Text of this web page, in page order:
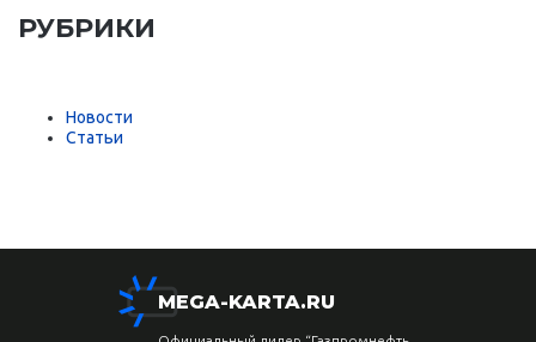
РУБРИКИ
Новости
Статьи
MEGA-KARTA.RU